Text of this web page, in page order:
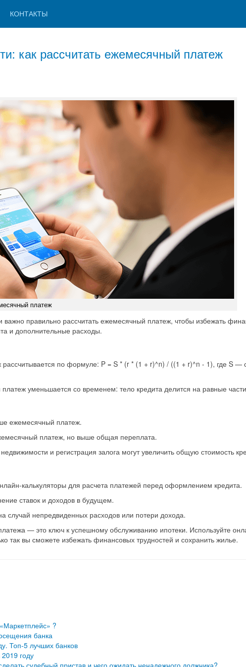
КОНТАКТЫ
как рассчитать ежемесячный платеж
платеж
правильно рассчитать ежемесячный платеж, чтобы избежать
и дополнительные расходы.
рассчитывается по формуле: P = S * (r * (1 + r)^n) / ((1 + r)^n - 1), где S
уменьшается со временем: тело кредита делится на равные
ежемесячный платеж.
платеж, но выше общая переплата.
и регистрация залога могут увеличить общую стоимость
калькуляторы для расчета платежей перед оформлением кредита.
ставок и доходов в будущем.
непредвиденных расходов или потери дохода.
— это ключ к успешному обслуживанию ипотеки. Используйте
так вы сможете избежать финансовых трудностей и сохранить жилье.
?
банка
Топ-5 лучших банков
году
судебный пристав и чего ожидать ненадежного должника?